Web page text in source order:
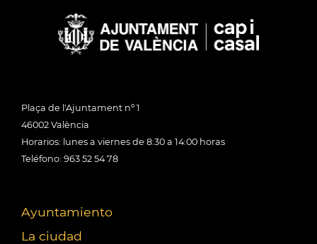
Plaça de l'Ajuntament nº 1
46002 València
Horarios: lunes a viernes de 8:30 a 14:00 horas
Teléfono: 963 52 54 78
Ayuntamiento
La ciudad